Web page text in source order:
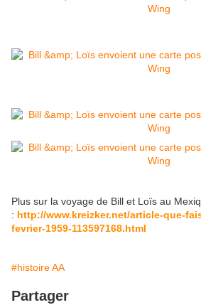
Plus sur la voyage de Bill et Loïs au
: http://www.kreizker.net/article-que-
fevrier-1959-113597168.html
#histoire AA
Partager